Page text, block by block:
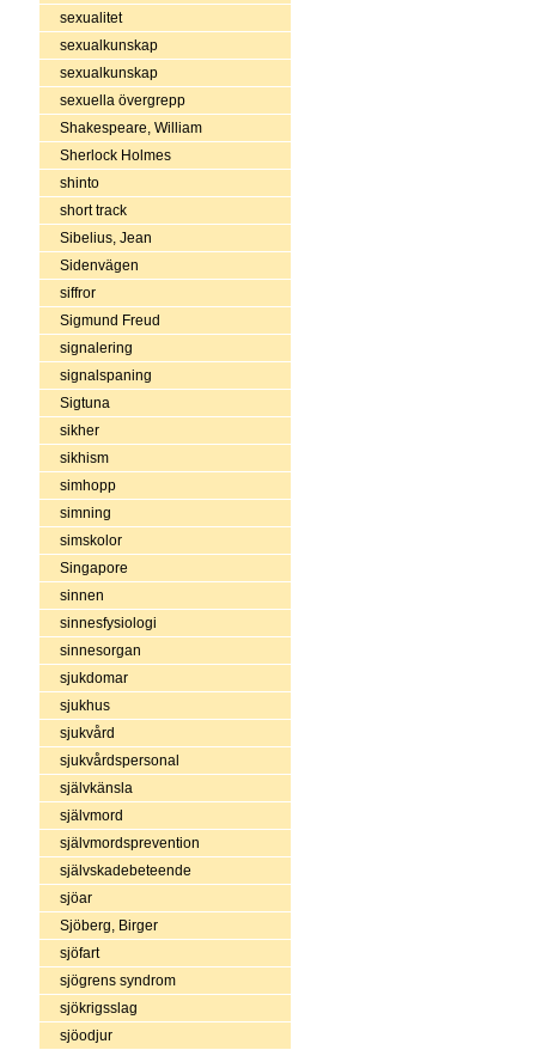
sexualitet
sexualkunskap
sexualkunskap
sexuella övergrepp
Shakespeare, William
Sherlock Holmes
shinto
short track
Sibelius, Jean
Sidenvägen
siffror
Sigmund Freud
signalering
signalspaning
Sigtuna
sikher
sikhism
simhopp
simning
simskolor
Singapore
sinnen
sinnesfysiologi
sinnesorgan
sjukdomar
sjukhus
sjukvård
sjukvårdspersonal
självkänsla
självmord
självmordsprevention
självskadebeteende
sjöar
Sjöberg, Birger
sjöfart
sjögrens syndrom
sjökrigsslag
sjöodjur